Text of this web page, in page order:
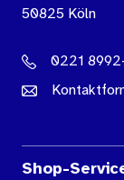
50825 Köln
0221
Shop-